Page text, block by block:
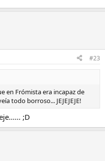
#23
en Frómista era incapaz de
todo borroso... JEJEJEJE!
;D